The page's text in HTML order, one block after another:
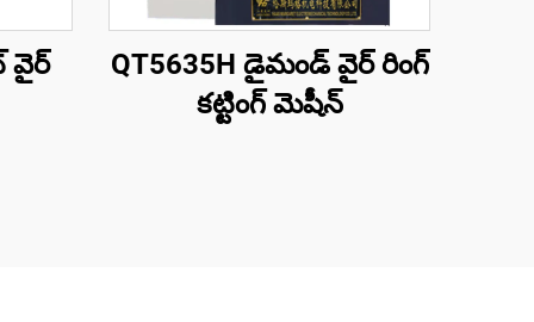
వైర్
QT5635H డైమండ్ వైర్ రింగ్
కట్టింగ్ మెషీన్